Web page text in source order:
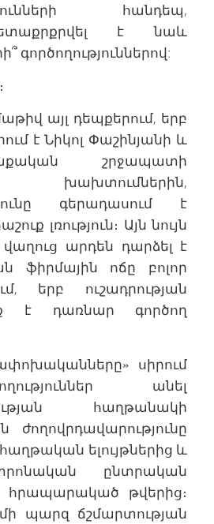
հանդեպ,
է նաև
գործողություններով:
այլ դեպքերում, երբ
է Նիկոլ Փաշինյանի և
շրջապատի
խախտումներին,
գերադասում է
լռություն։ Այն նույն
վաղուց արդեն դարձել է
ֆիրմային ոճը բոլոր
երբ ուշադրության
է դառնար գործող
սիրում
անել
հաղթանակի
ժողովրդավարությունը
հաղթական ելույթներից և
ընտրական
հրապարակած թվերից։
մի պարզ ճշմարտության